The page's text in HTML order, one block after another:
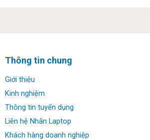
Thông tin chung
Giới thiệu
Kinh nghiệm
Thông tin tuyển dụng
Liên hệ Nhân Laptop
Khách hàng doanh nghiệp